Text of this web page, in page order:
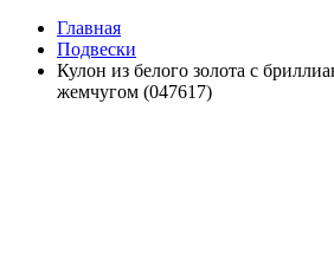
Главная
Подвески
Кулон из белого золота с
жемчугом (047617)